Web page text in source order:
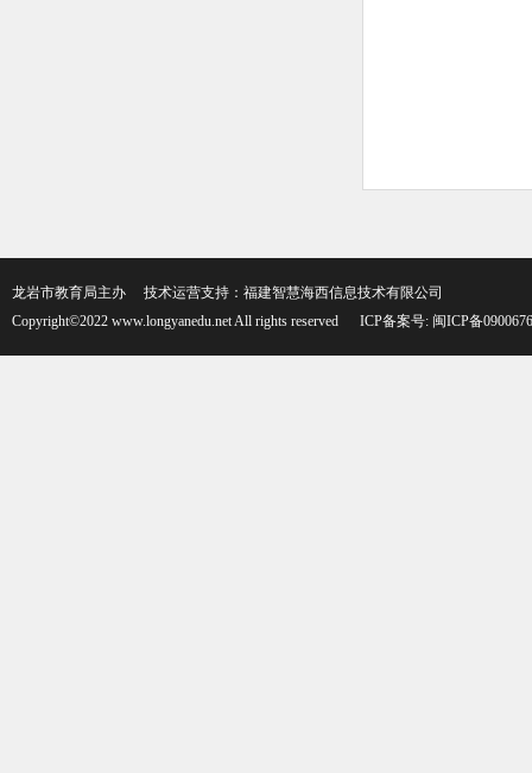
龙岩市教育局主办 技术运营支持：福建智慧海西信息技术有限公司
Copyright©2022 www.longyanedu.net All rights reserved
ICP备案号: 闽ICP备